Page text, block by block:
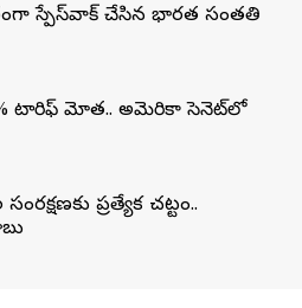
స్పేస్‌వాక్‌ చేసిన భారత సంతతి
టారిఫ్‌ మోత.. అమెరికా సెనెట్‌లో
ప్రత్యేక చట్టం..